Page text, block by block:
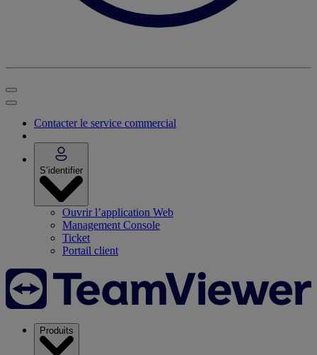
Contacter le service commercial
S’identifier
Ouvrir l’application Web
Management Console
Ticket
Portail client
Produits